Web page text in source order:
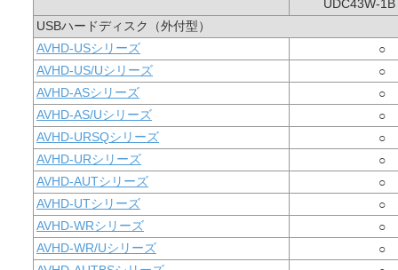
UDC43W-
USBハードディスク（外付型）
AVHD-USシリーズ
○
AVHD-US/Uシリーズ
○
AVHD-ASシリーズ
○
AVHD-AS/Uシリーズ
○
AVHD-URSQシリーズ
○
AVHD-URシリーズ
○
AVHD-AUTシリーズ
○
AVHD-UTシリーズ
○
AVHD-WRシリーズ
○
AVHD-WR/Uシリーズ
○